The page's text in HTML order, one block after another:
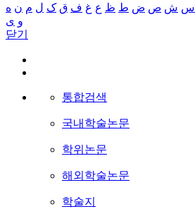
س ش ص ض ط ظ ع غ ف ق ک ل م ن ه
و ی
닫기
통합검색
국내학술논문
학위논문
해외학술논문
학술지